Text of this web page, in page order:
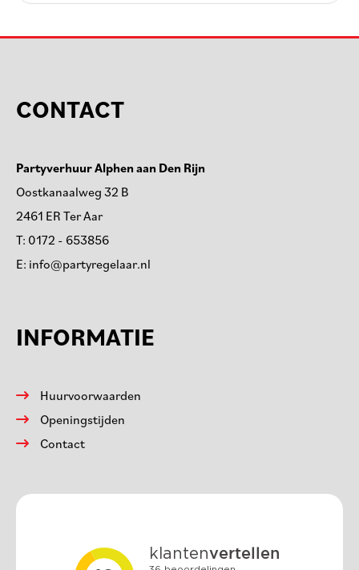
CONTACT
Partyverhuur Alphen aan Den Rijn
Oostkanaalweg 32 B
2461 ER Ter Aar
T: 0172 - 653856
E: info@partyregelaar.nl
INFORMATIE
Huurvoorwaarden
Openingstijden
Contact